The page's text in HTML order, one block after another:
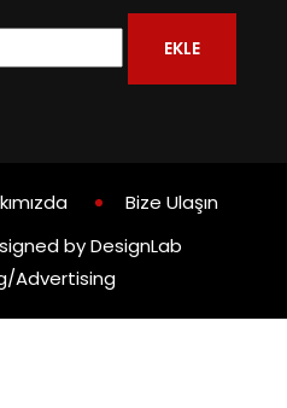
Bize Ulaşın
by DesignLab
Advertising